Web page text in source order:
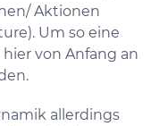
Aktionen
Um so eine
von Anfang an
allerdings